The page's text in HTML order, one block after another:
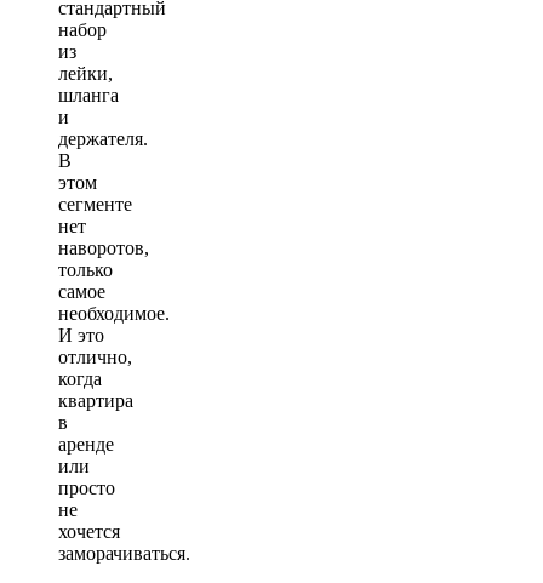
стандартный
набор
из
лейки,
шланга
и
держателя.
В
этом
сегменте
нет
наворотов,
только
самое
необходимое.
И это
отлично,
когда
квартира
в
аренде
или
просто
не
хочется
заморачиваться.